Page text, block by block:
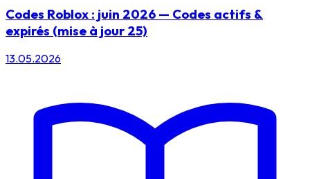
Codes Roblox : juin 2026 — Codes actifs &
expirés (mise à jour 25)
13.05.2026